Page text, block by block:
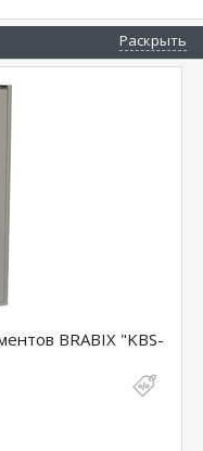
Раскрыть
BRABIX "KBS-